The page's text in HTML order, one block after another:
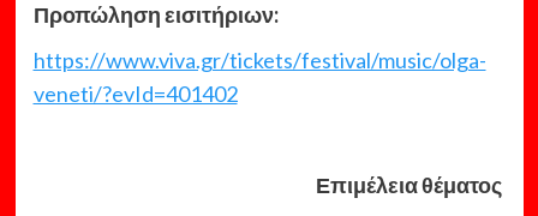
Προπώληση εισιτήριων:
https://www.viva.gr/tickets/festival/music/olga-
veneti/?evId=401402
Επιμέλεια θέματος